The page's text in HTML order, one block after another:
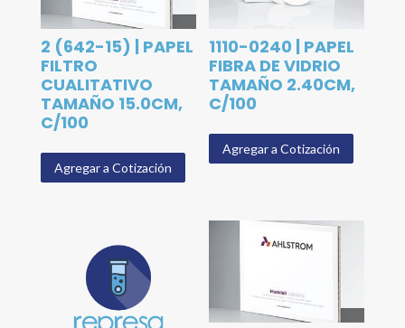
2 (642-15) | PAPEL
FILTRO
CUALITATIVO
TAMAÑO 15.0CM,
C/100
Agregar a Cotización
1110-0240 | PAPEL
FIBRA DE VIDRIO
TAMAÑO 2.40CM,
C/100
Agregar a Cotización